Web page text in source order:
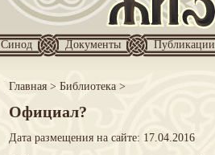
Синод Документы Публикации
Главная> Библиотека >
Официал?
Дата размещения на сайте: 17.04.2016